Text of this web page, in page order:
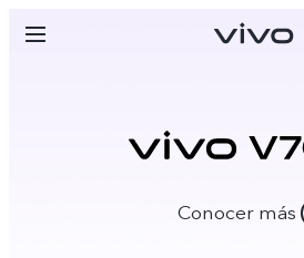
Conocer más